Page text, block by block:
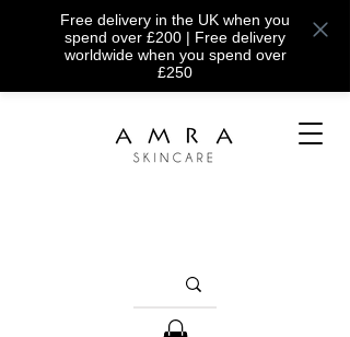
Free delivery in the UK when you
spend over £200 | Free delivery
worldwide when you spend over
£250